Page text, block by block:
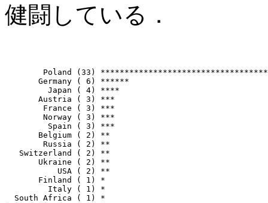
健闘している．
Poland (33)
       Germany ( 6) ******
         Japan ( 4) ****
       Austria ( 3) ***
        France ( 3) ***
        Norway ( 3) ***
         Spain ( 3) ***
       Belgium ( 2) **
        Russia ( 2) **
   Switzerland ( 2) **
       Ukraine ( 2) **
           USA ( 2) **
       Finland ( 1) *
         Italy ( 1) *
  South Africa ( 1) *